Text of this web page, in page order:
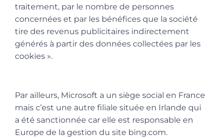
traitement, par le nombre de personnes
concernées et par les bénéfices que la société
tire des revenus publicitaires indirectement
générés à partir des données collectées par les
cookies ».
Par ailleurs, Microsoft a un siège social en France
mais c’est une autre filiale située en Irlande qui
a été sanctionnée car elle est responsable en
Europe de la gestion du site bing.com.